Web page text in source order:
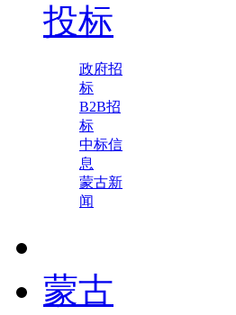
投标
政府招
标
B2B招
标
中标信
息
蒙古新
闻
蒙古